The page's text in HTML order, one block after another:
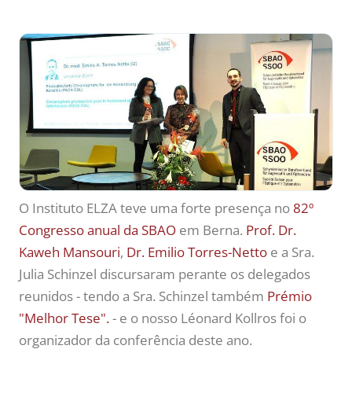
O Instituto ELZA teve uma forte presença no 82º
Congresso anual da SBAO em Berna. Prof. Dr.
Kaweh Mansouri, Dr. Emilio Torres-Netto e a Sra.
Julia Schinzel discursaram perante os delegados
reunidos - tendo a Sra. Schinzel também Prémio
"Melhor Tese".- e o nosso Léonard Kollros foi o
organizador da conferência deste ano.